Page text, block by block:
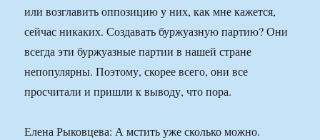
или возглавить оппозицию у них, как мне кажется,
сейчас никаких. Создавать буржуазную партию? Они
всегда эти буржуазные партии в нашей стране
непопулярны. Поэтому, скорее всего, они все
просчитали и пришли к выводу, что пора.
Елена Рыковцева: А мстить уже сколько можно.